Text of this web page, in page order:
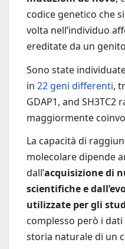
codice genetico che
volta nell’individuo
ereditate da un
Sono state
in 22 geni differenti,
GDAP1, and
maggiormente
La capacità di
molecolare dipende
dall’acquisizione di
scientifiche e
utilizzate per gli
complesso però i
storia naturale di un